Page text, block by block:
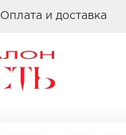
Оплата и доставка